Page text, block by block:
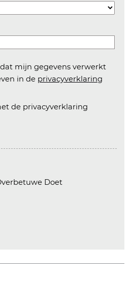
mijn gegevens verwerkt
in de privacyverklaring
de privacyverklaring
Doet